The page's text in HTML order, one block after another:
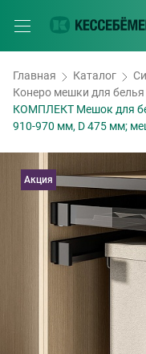
Главная Каталог
Конеро мешки для белья
КОМПЛЕКТ Мешок для
910-970 мм, D 475 мм;
Акция